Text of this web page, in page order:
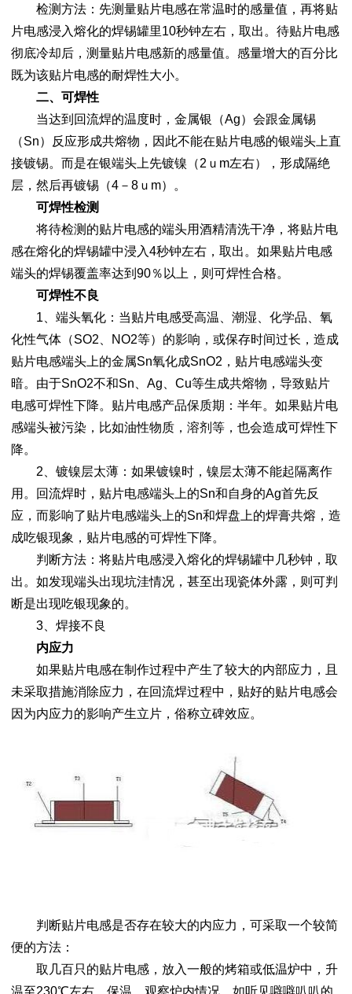
检测方法：先测量贴片电感在常温时的感量值，再将贴
片电感浸入熔化的焊锡罐里10秒钟左右，取出。待贴片电感
彻底冷却后，测量贴片电感新的感量值。感量增大的百分比
既为该贴片电感的耐焊性大小。
二、可焊性
当达到回流焊的温度时，金属银（Ag）会跟金属锡
（Sn）反应形成共熔物，因此不能在贴片电感的银端头上直
接镀锡。而是在银端头上先镀镍（2ｕm左右），形成隔绝
层，然后再镀锡（4－8ｕm）。
可焊性检测
将待检测的贴片电感的端头用酒精清洗干净，将贴片电
感在熔化的焊锡罐中浸入4秒钟左右，取出。如果贴片电感
端头的焊锡覆盖率达到90％以上，则可焊性合格。
可焊性不良
1、端头氧化：当贴片电感受高温、潮湿、化学品、氧
化性气体（SO2、NO2等）的影响，或保存时间过长，造成
贴片电感端头上的金属Sn氧化成SnO2，贴片电感端头变
暗。由于SnO2不和Sn、Ag、Cu等生成共熔物，导致贴片
电感可焊性下降。贴片电感产品保质期：半年。如果贴片电
感端头被污染，比如油性物质，溶剂等，也会造成可焊性下
降。
2、镀镍层太薄：如果镀镍时，镍层太薄不能起隔离作
用。回流焊时，贴片电感端头上的Sn和自身的Ag首先反
应，而影响了贴片电感端头上的Sn和焊盘上的焊膏共熔，造
成吃银现象，贴片电感的可焊性下降。
判断方法：将贴片电感浸入熔化的焊锡罐中几秒钟，取
出。如发现端头出现坑洼情况，甚至出现瓷体外露，则可判
断是出现吃银现象的。
3、焊接不良
内应力
如果贴片电感在制作过程中产生了较大的内部应力，且
未采取措施消除应力，在回流焊过程中，贴好的贴片电感会
因为内应力的影响产生立片，俗称立碑效应。
判断贴片电感是否存在较大的内应力，可采取一个较简
便的方法：
取几百只的贴片电感，放入一般的烤箱或低温炉中，升